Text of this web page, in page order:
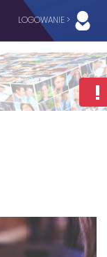
LOGOWANIE >